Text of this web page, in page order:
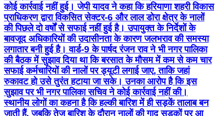
कोई कार्रवाई नहीं हुई। जेपी यादव ने कहा कि हरियाणा शहरी विकास
प्राधिकरण द्वारा विकसित सेक्टर-6 और लाल डोरा क्षेत्र के नालों
की पिछले दो वर्षों से सफाई नहीं हुई है। उपायुक्त के निर्देशों के
बावजूद अधिकारियों की उदासीनता के कारण जलभराव की समस्या
लगातार बनी हुई है। वार्ड-9 के पार्षद रंजन राव ने भी नगर पालिका
की बैठक में सुझाव दिया था कि बरसात के मौसम में कम से कम चार
सफाई कर्मचारियों की नालों पर ड्यूटी लगाई जाए, ताकि जहां
रुकावट हो उसे तुरंत हटाया जा सके। उनका आरोप है कि इस
सुझाव पर भी नगर पालिका सचिव ने कोई कार्रवाई नहीं की।
स्थानीय लोगों का कहना है कि हल्की बारिश में ही सड़कें तालाब बन
जाती हैं, जबकि तेज बारिश के दौरान नालों की गाद सड़कों पर आ